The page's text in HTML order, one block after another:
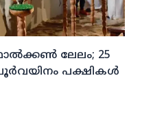
ലേലം; 25
പക്ഷികള്‍